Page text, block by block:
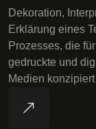
Dekoration,
Erklärung eines
Prozesses, die
gedruckte und
Medien